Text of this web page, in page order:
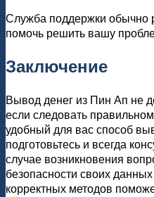
Служба поддержки обычно
помочь решить вашу
Заключение
Вывод денег из Пин Ап не
если следовать
удобный для вас способ
подготовьтесь и всегда
случае возникновения
безопасности своих
корректных методов